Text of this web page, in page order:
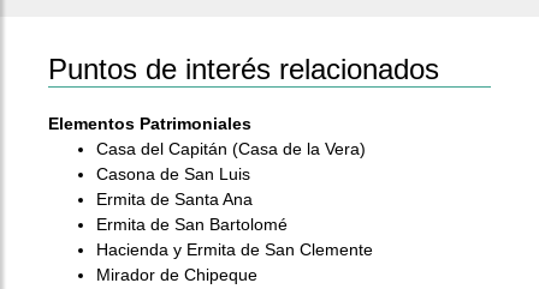
Puntos de interés relacionados
Elementos Patrimoniales
Casa del Capitán (Casa de la Vera)
Casona de San Luis
Ermita de Santa Ana
Ermita de San Bartolomé
Hacienda y Ermita de San Clemente
Mirador de Chipeque